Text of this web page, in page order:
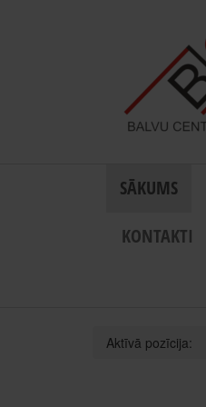
SĀKUMS
KONTAKTI
Aktīvā pozīcija: